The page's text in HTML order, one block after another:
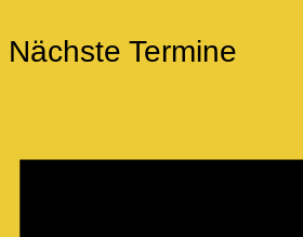
Nächste Termine